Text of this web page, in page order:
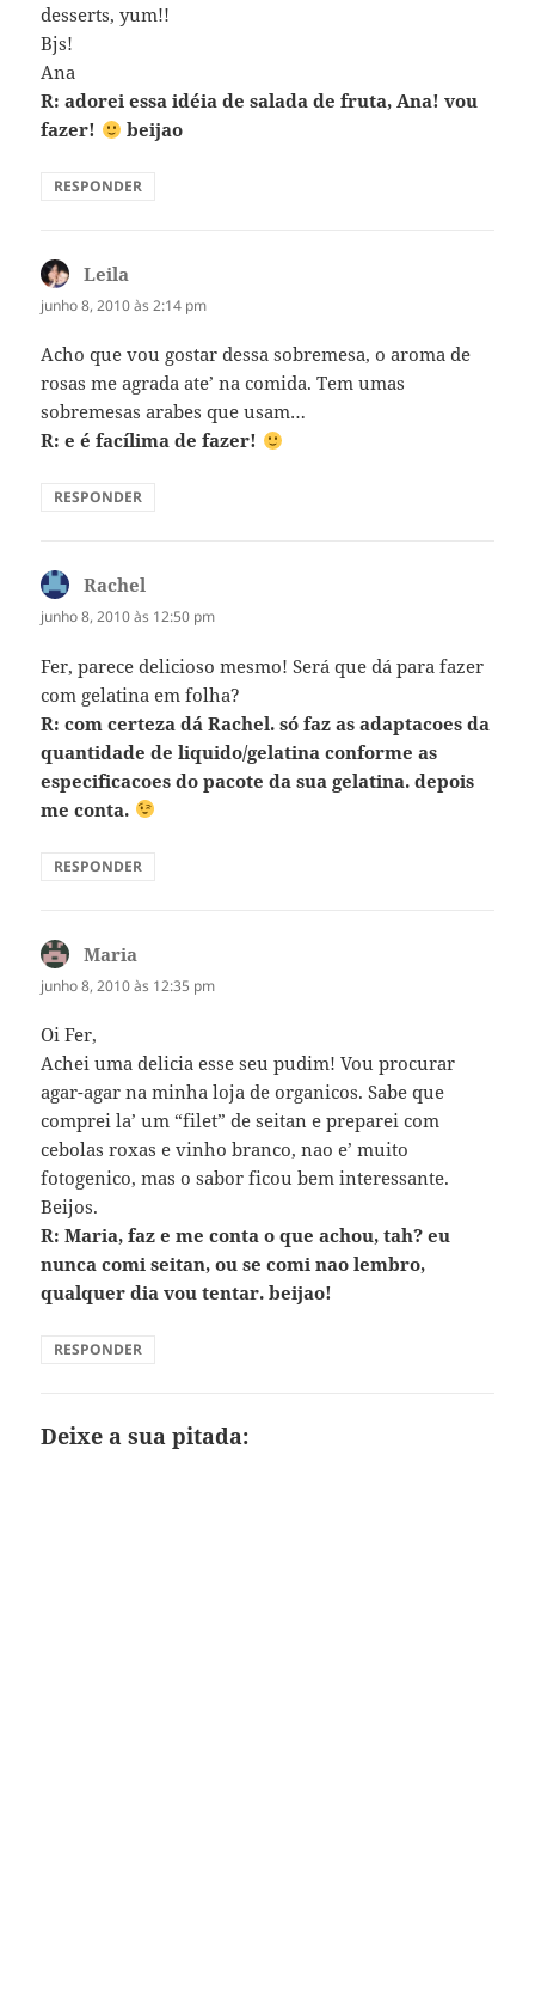
desserts, yum!!
Bjs!
Ana
R: adorei essa idéia de salada de fruta, Ana! vou
fazer!
beijao
RESPONDER
Leila
junho 8, 2010 às 2:14 pm
Acho que vou gostar dessa sobremesa, o aroma de
rosas me agrada ate’ na comida. Tem umas
sobremesas arabes que usam…
R: e é facílima de fazer!
RESPONDER
Rachel
junho 8, 2010 às 12:50 pm
Fer, parece delicioso mesmo! Será que dá para fazer
com gelatina em folha?
R: com certeza dá Rachel. só faz as adaptacoes da
quantidade de liquido/gelatina conforme as
especificacoes do pacote da sua gelatina. depois
me conta.
RESPONDER
Maria
junho 8, 2010 às 12:35 pm
Oi Fer,
Achei uma delicia esse seu pudim! Vou procurar
agar-agar na minha loja de organicos. Sabe que
comprei la’ um “filet” de seitan e preparei com
cebolas roxas e vinho branco, nao e’ muito
fotogenico, mas o sabor ficou bem interessante.
Beijos.
R: Maria, faz e me conta o que achou, tah? eu
nunca comi seitan, ou se comi nao lembro,
qualquer dia vou tentar. beijao!
RESPONDER
Deixe a sua pitada: